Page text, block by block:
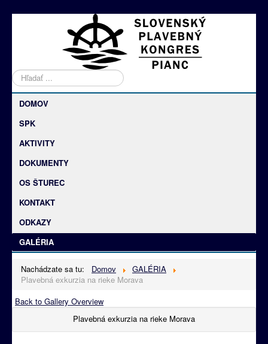
Hľadať
DOMOV
SPK
AKTIVITY
DOKUMENTY
OS ŠTUREC
KONTAKT
ODKAZY
GALÉRIA
Nachádzate sa tu: Domov
GALÉRIA
Plavebná exkurzia na rieke Morava
Back to Gallery Overview
Plavebná exkurzia na rieke Morava